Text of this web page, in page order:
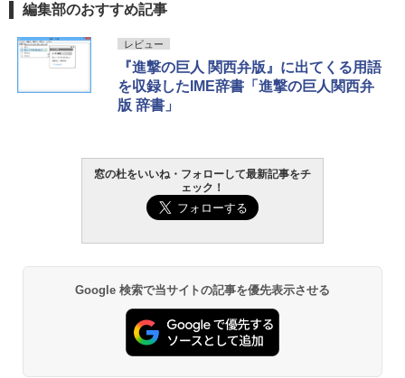
編集部のおすすめ記事
レビュー
『進撃の巨人 関西弁版』に出てくる用語
を収録したIME辞書「進撃の巨人関西弁
版 辞書」
窓の杜をいいね・フォローして最新記事をチ
ェック！
Google 検索で当サイトの記事を優先表示させる